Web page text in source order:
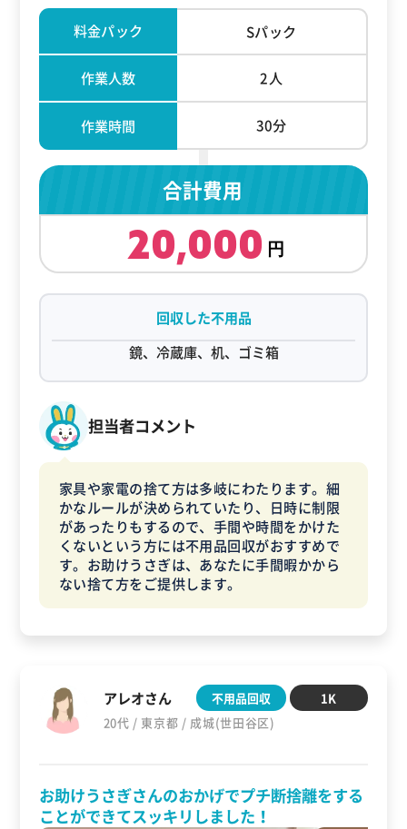
料金パック Sパック
作業人数 2人
作業時間 30分
合計費用
20,000
回収した不用品
鏡、冷蔵庫、机、ゴミ箱
担当者コメント
家具や家電の捨て方は多岐にわたります。細
かなルールが決められていたり、日時に制限
があったりもするので、手間や時間をかけた
くないという方には不用品回収がおすすめで
す。お助けうさぎは、あなたに手間暇かから
ない捨て方をご提供します。
アレオさん
20代 / 東京都 / 成城(世田谷区)
不用品回収 1K
お助けうさぎさんのおかげでプチ断捨離をする
ことができてスッキリしました！